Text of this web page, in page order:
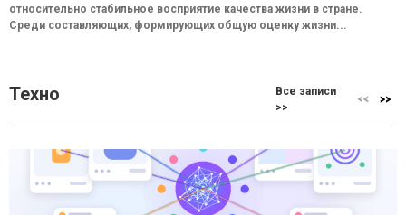
относительно стабильное восприятие качества жизни в стране.
Среди составляющих, формирующих общую оценку жизни...
Техно
Все записи
>>